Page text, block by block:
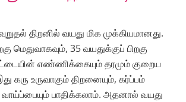
திறனில் வயது மிக முக்கியமானது.
மெதுவாகவும், 35 வயதுக்குப் பிறகு
எண்ணிக்கையும் தரமும் குறைய
கரு உருவாகும் திறனையும், கர்ப்பம்
வாய்ப்பையும் பாதிக்கலாம். அதனால் வயது